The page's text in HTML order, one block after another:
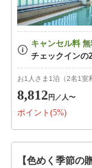
お1人さま1泊（2名1室
8,812円 ／人〜
ポイント(5%)
【色めく季節の